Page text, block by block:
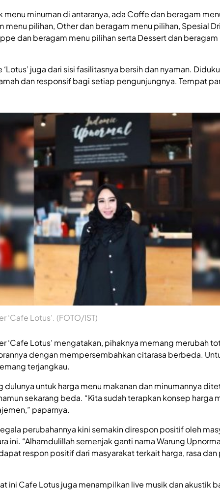
menu minuman di antaranya, ada Coffe dan beragam
menu pilihan, Other dan beragam menu pilihan, Spesial
dan beragam menu pilihan serta Dessert dan
‘Lotus’ juga dari sisi fasilitasnya bersih dan nyaman.
dan responsif bagi setiap pengunjungnya. Tempat
‘Cafe Lotus’. (FOTO/IST)
‘Cafe Lotus’ mengatakan, pihaknya memang merubah
dengan mempersembahkan citarasa berbeda.
terjangkau.
dulunya untuk harga menu makanan dan minumannya
sekarang beda. “Kita sudah terapkan konsep harga
paparnya.
perubahannya kini semakin direspon positif oleh
ini. “Alhamdulillah semenjak ganti nama Warung
respon positif dari masyarakat terkait harga, rasa dan
ini Cafe Lotus juga menampilkan live musik dan akustik